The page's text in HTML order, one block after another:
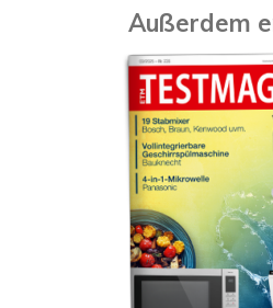
Außerdem